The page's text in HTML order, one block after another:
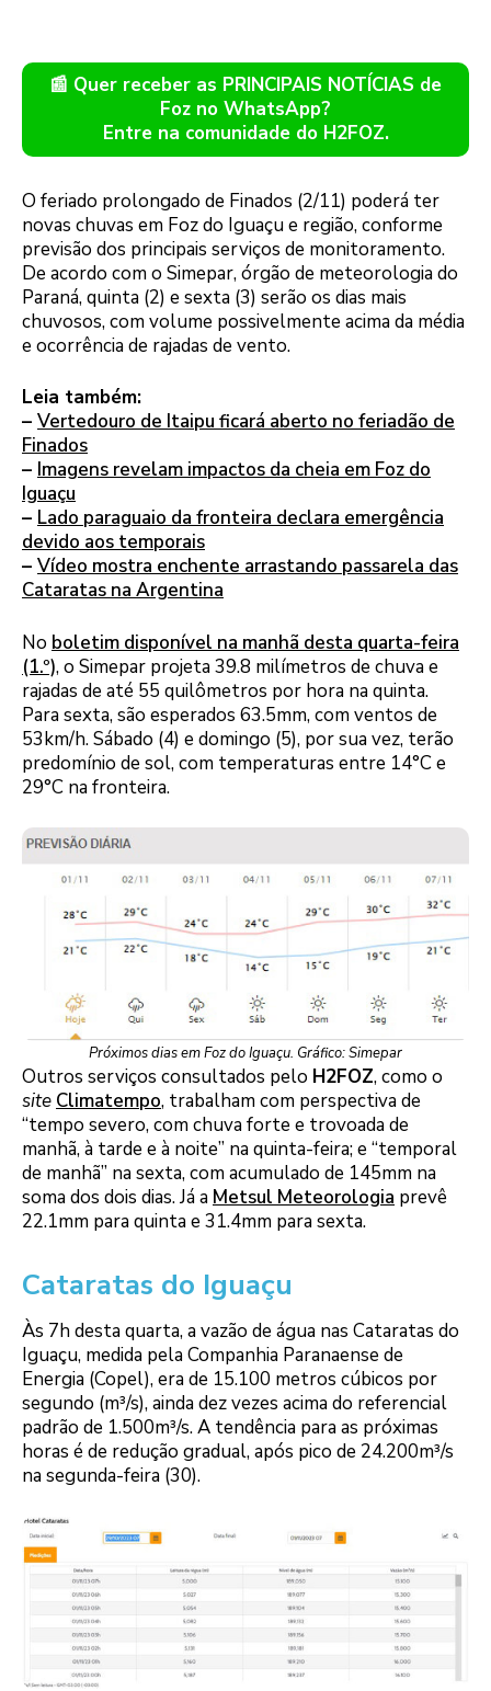
📰 Quer receber as PRINCIPAIS NOTÍCIAS de
Foz no WhatsApp?
Entre na comunidade do H2FOZ.
O feriado prolongado de Finados (2/11) poderá ter
novas chuvas em Foz do Iguaçu e região, conforme
previsão dos principais serviços de monitoramento.
De acordo com o Simepar, órgão de meteorologia do
Paraná, quinta (2) e sexta (3) serão os dias mais
chuvosos, com volume possivelmente acima da média
e ocorrência de rajadas de vento.
Leia também:
– Vertedouro de Itaipu ficará aberto no feriadão de
Finados
– Imagens revelam impactos da cheia em Foz do
Iguaçu
– Lado paraguaio da fronteira declara emergência
devido aos temporais
– Vídeo mostra enchente arrastando passarela das
Cataratas na Argentina
No boletim disponível na manhã desta quarta-feira
(1.º), o Simepar projeta 39.8 milímetros de chuva e
rajadas de até 55 quilômetros por hora na quinta.
Para sexta, são esperados 63.5mm, com ventos de
53km/h. Sábado (4) e domingo (5), por sua vez, terão
predomínio de sol, com temperaturas entre 14°C e
29°C na fronteira.
Próximos dias em Foz do Iguaçu. Gráfico: Simepar
Outros serviços consultados pelo H2FOZ, como o
site Climatempo, trabalham com perspectiva de
“tempo severo, com chuva forte e trovoada de
manhã, à tarde e à noite” na quinta-feira; e “temporal
de manhã” na sexta, com acumulado de 145mm na
soma dos dois dias. Já a Metsul Meteorologia prevê
22.1mm para quinta e 31.4mm para sexta.
Cataratas do Iguaçu
Às 7h desta quarta, a vazão de água nas Cataratas do
Iguaçu, medida pela Companhia Paranaense de
Energia (Copel), era de 15.100 metros cúbicos por
segundo (m³/s), ainda dez vezes acima do referencial
padrão de 1.500m³/s. A tendência para as próximas
horas é de redução gradual, após pico de 24.200m³/s
na segunda-feira (30).